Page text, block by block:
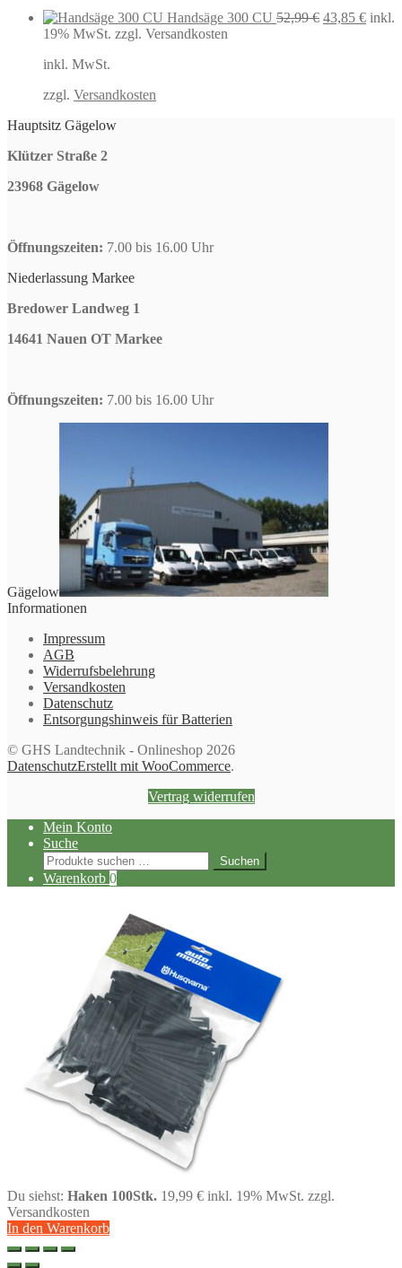
Handsäge 300 CU 52,99€ 43,85 € inkl.
19% MwSt. zzgl. Versandkosten
inkl. MwSt.
zzgl. Versandkosten
Hauptsitz Gägelow
Klützer Straße 2
23968 Gägelow
Öffnungszeiten: 7.00 bis 16.00 Uhr
Niederlassung Markee
Bredower Landweg 1
14641 Nauen OT Markee
Öffnungszeiten: 7.00 bis 16.00 Uhr
Gägelow
Informationen
Impressum
AGB
Widerrufsbelehrung
Versandkosten
Datenschutz
Entsorgungshinweis für Batterien
© GHS Landtechnik - Onlineshop 2026
DatenschutzErstellt mit WooCommerce.
Vertrag widerrufen
Mein Konto
Suche
Suchen
nach:
Suchen
Warenkorb 0
Du siehst: Haken 100Stk. 19,99 € inkl. 19% MwSt. zzgl.
Versandkosten
In den Warenkorb